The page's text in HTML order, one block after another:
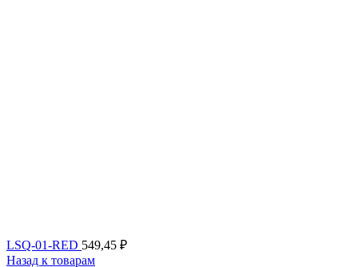
LSQ-01-RED 549,45 ₽
Назад к товарам